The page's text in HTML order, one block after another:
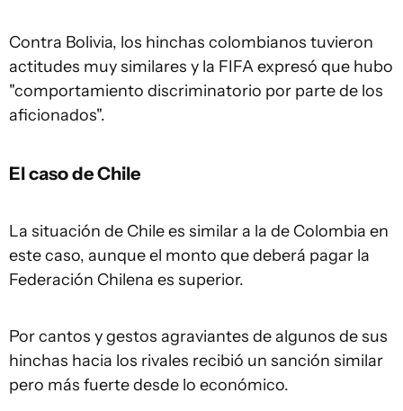
Contra Bolivia, los hinchas colombianos tuvieron
actitudes muy similares y la FIFA expresó que hubo
"comportamiento discriminatorio por parte de los
aficionados".
El caso de Chile
La situación de Chile es similar a la de Colombia en
este caso, aunque el monto que deberá pagar la
Federación Chilena es superior.
Por cantos y gestos agraviantes de algunos de sus
hinchas hacia los rivales recibió un sanción similar
pero más fuerte desde lo económico.